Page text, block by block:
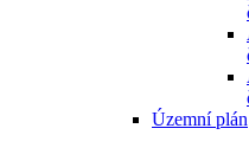
Územní plán